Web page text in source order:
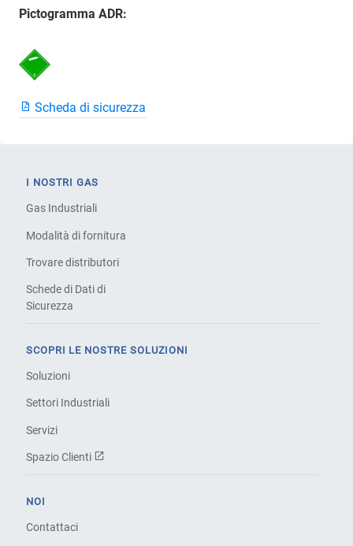
Pictogramma ADR:
Scheda di sicurezza
I NOSTRI GAS
Gas Industriali
Modalità di fornitura
Trovare distributori
Schede di Dati di
Sicurezza
SCOPRI LE NOSTRE SOLUZIONI
Soluzioni
Settori Industriali
Servizi
Spazio Clienti
NOI
Contattaci